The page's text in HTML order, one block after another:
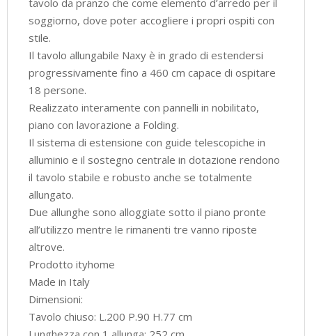
soggiorno, dove poter accogliere i propri ospiti con
stile.
Il tavolo allungabile Naxy è in grado di estendersi
progressivamente fino a 460 cm capace di ospitare
18 persone.
Realizzato interamente con pannelli in nobilitato,
piano con lavorazione a Folding.
Il sistema di estensione con guide telescopiche in
alluminio e il sostegno centrale in dotazione rendono
il tavolo stabile e robusto anche se totalmente
allungato.
Due allunghe sono alloggiate sotto il piano pronte
all’utilizzo mentre le rimanenti tre vanno riposte
altrove.
Prodotto ityhome
Made in Italy
Dimensioni:
Tavolo chiuso: L.200 P.90 H.77 cm